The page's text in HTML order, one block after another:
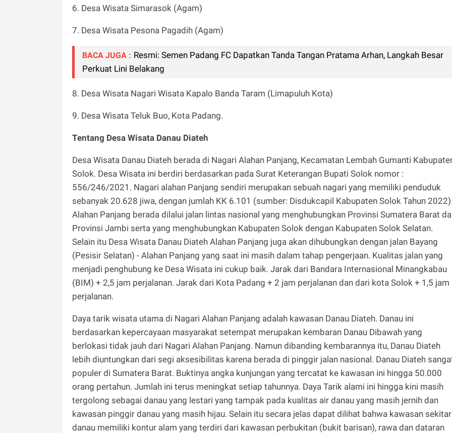
6. Desa Wisata Simarasok (Agam)
7. Desa Wisata Pesona Pagadih (Agam)
BACA JUGA : Resmi: Semen Padang FC Dapatkan Tanda Tangan Pratama Arhan, Langkah Besar
Perkuat Lini Belakang
8. Desa Wisata Nagari Wisata Kapalo Banda Taram (Limapuluh Kota)
9. Desa Wisata Teluk Buo, Kota Padang.
Tentang Desa Wisata Danau Diateh
Desa Wisata Danau Diateh berada di Nagari Alahan Panjang, Kecamatan Lembah Gumanti
Solok. Desa Wisata ini berdiri berdasarkan pada Surat Keterangan Bupati Solok nomor :
556/246/2021. Nagari alahan Panjang sendiri merupakan sebuah nagari yang memiliki penduduk
sebanyak 20.628 jiwa, dengan jumlah KK 6.101 (sumber: Disdukcapil Kabupaten Solok Tahun
Alahan Panjang berada dilalui jalan lintas nasional yang menghubungkan Provinsi Sumatera Barat
Provinsi Jambi serta yang menghubungkan Kabupaten Solok dengan Kabupaten Solok Selatan.
Selain itu Desa Wisata Danau Diateh Alahan Panjang juga akan dihubungkan dengan jalan Bayang
(Pesisir Selatan) - Alahan Panjang yang saat ini masih dalam tahap pengerjaan. Kualitas jalan yang
menjadi penghubung ke Desa Wisata ini cukup baik. Jarak dari Bandara Internasional Minangkabau
(BIM) + 2,5 jam perjalanan. Jarak dari Kota Padang + 2 jam perjalanan dan dari kota Solok + 1,5 jam
perjalanan.
Daya tarik wisata utama di Nagari Alahan Panjang adalah kawasan Danau Diateh. Danau ini
berdasarkan kepercayaan masyarakat setempat merupakan kembaran Danau Dibawah yang
berlokasi tidak jauh dari Nagari Alahan Panjang. Namun dibanding kembarannya itu, Danau Diateh
lebih diuntungkan dari segi aksesibilitas karena berada di pinggir jalan nasional. Danau Diateh
populer di Sumatera Barat. Buktinya angka kunjungan yang tercatat ke kawasan ini hingga 50.000
orang pertahun. Jumlah ini terus meningkat setiap tahunnya. Daya Tarik alami ini hingga kini masih
tergolong sebagai danau yang lestari yang tampak pada kualitas air danau yang masih jernih dan
kawasan pinggir danau yang masih hijau. Selain itu secara jelas dapat dilihat bahwa kawasan sekitar
danau memiliki kontur alam yang terdiri dari kawasan perbukitan (bukit barisan), rawa dan dataran